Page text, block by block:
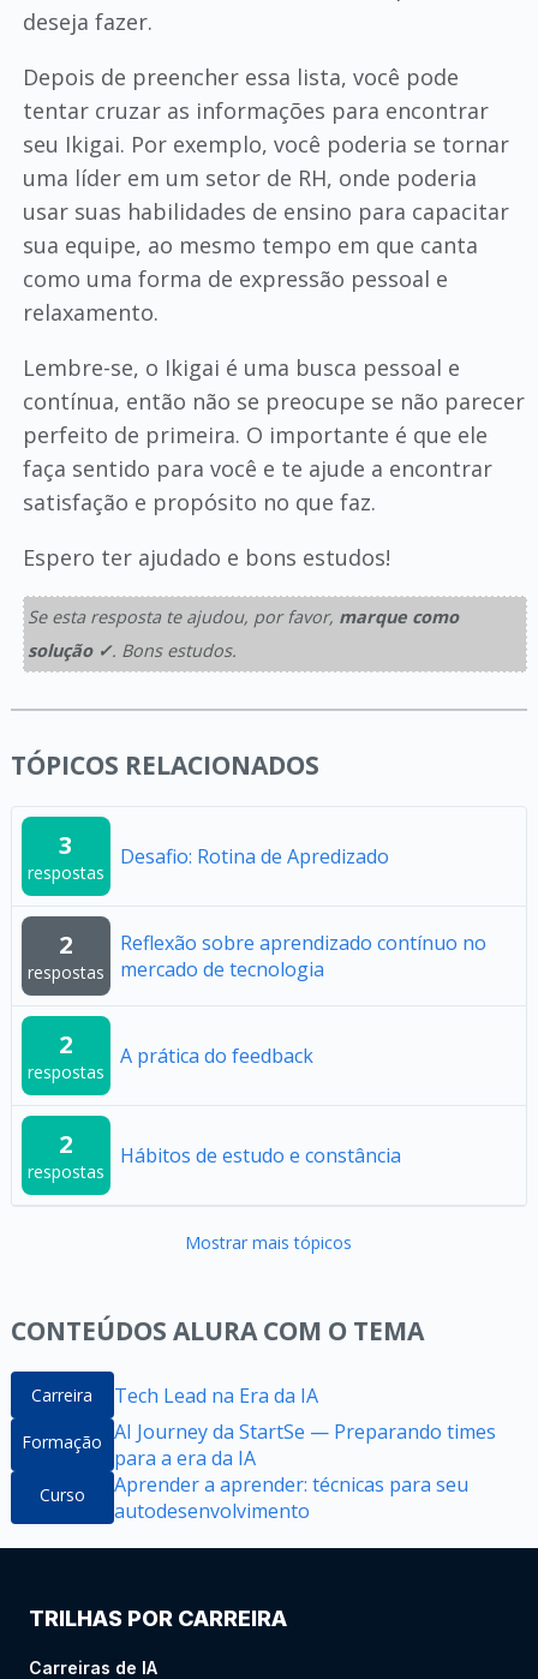
deseja fazer.
Depois de preencher essa lista, você pode
tentar cruzar as informações para encontrar
seu Ikigai. Por exemplo, você poderia se tornar
uma líder em um setor de RH, onde poderia
usar suas habilidades de ensino para capacitar
sua equipe, ao mesmo tempo em que canta
como uma forma de expressão pessoal e
relaxamento.
Lembre-se, o Ikigai é uma busca pessoal e
contínua, então não se preocupe se não parecer
perfeito de primeira. O importante é que ele
faça sentido para você e te ajude a encontrar
satisfação e propósito no que faz.
Espero ter ajudado e bons estudos!
Se esta resposta te ajudou, por favor, marque como
solução ✓. Bons estudos.
TÓPICOS RELACIONADOS
3
respostas
Desafio: Rotina de Apredizado
2
respostas
Reflexão sobre aprendizado contínuo no
mercado de tecnologia
2
respostas
A prática do feedback
2
respostas
Hábitos de estudo e constância
Mostrar mais tópicos
CONTEÚDOS ALURA COM O TEMA
Carreira Tech Lead na Era da IA
Formação AI Journey da StartSe — Preparando times
para a era da IA
Curso
Aprender a aprender: técnicas para seu
autodesenvolvimento
TRILHAS POR CARREIRA
Carreiras de IA